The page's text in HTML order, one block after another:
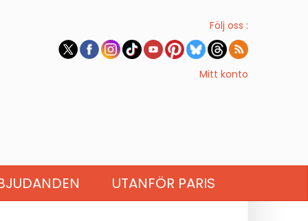
Följ oss :
Mitt konto
UTANFÖR PARIS